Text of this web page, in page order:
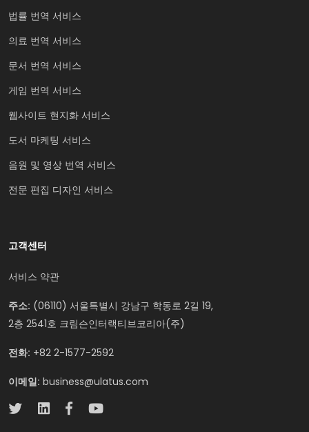
법률 번역 서비스
의료 번역 서비스
문서 번역 서비스
게임 번역 서비스
웹사이트 현지화 서비스
도서 마케팅 서비스
음원 및 영상 번역 서비스
전문 편집 디자인 서비스
고객센터
서비스 약관
주소: (06110) 서울특별시 강남구 학동로 2길 19,
2층 2541호 크림슨인터랙티브코리아(주)
전화: +82 2-1577-2592
이메일: business@ulatus.com